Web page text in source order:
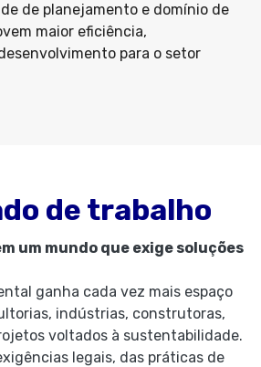
de planejamento e domínio de
maior eficiência,
para o setor
de trabalho
um mundo que exige soluções
ganha cada vez mais espaço
indústrias, construtoras,
voltados à sustentabilidade.
legais, das práticas de